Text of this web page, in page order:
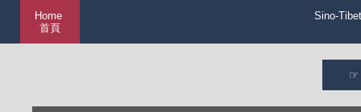
Home
首頁
Sino-